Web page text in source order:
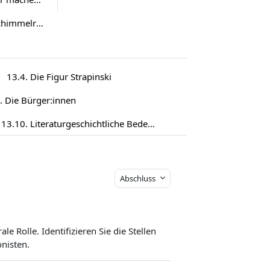
15. Theodor Storm: „Der Schimmelreiter“ (1888)
13.4. Die Figur Strapinski
Die Bürger:innen
13.10. Literaturgeschichtliche Bedeutung des Traummotivs
Abschluss
Rolle. Identifizieren Sie die Stellen